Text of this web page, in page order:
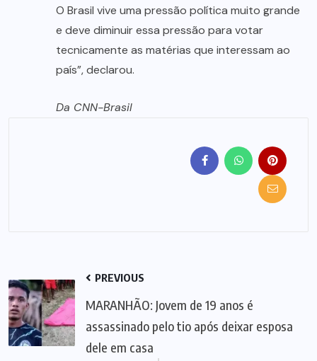
O Brasil vive uma pressão política muito grande
e deve diminuir essa pressão para votar
tecnicamente as matérias que interessam ao
país”, declarou.
Da CNN-Brasil
PREVIOUS
MARANHÃO: Jovem de 19 anos é
assassinado pelo tio após deixar esposa
dele em casa